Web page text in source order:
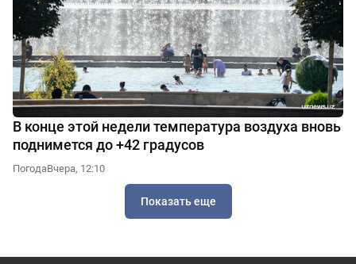
В конце этой недели температура воздуха вновь
поднимется до +42 градусов
ПогодаВчера, 12:10
Показать еще